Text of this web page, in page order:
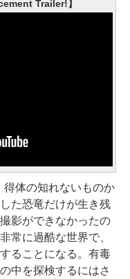
Trailer!】
体の知れないものか
た恐竜だけが生き残
影ができなかったの
常に過酷な世界で、
ることになる。有毒
中を探検するにはさ